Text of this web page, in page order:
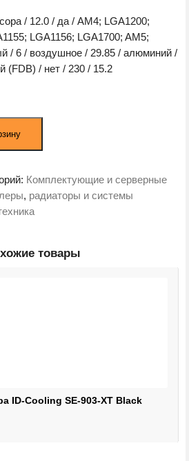
/ 12.0 / да / AM4; LGA1200;
LGA1156; LGA1700; AM5;
/ 6 / воздушное / 29.85 / алюминий /
(FDB) / нет / 230 / 15.2
Комплектующие и серверные
, радиаторы и системы
товары
ID-Cooling SE-903-XT Black